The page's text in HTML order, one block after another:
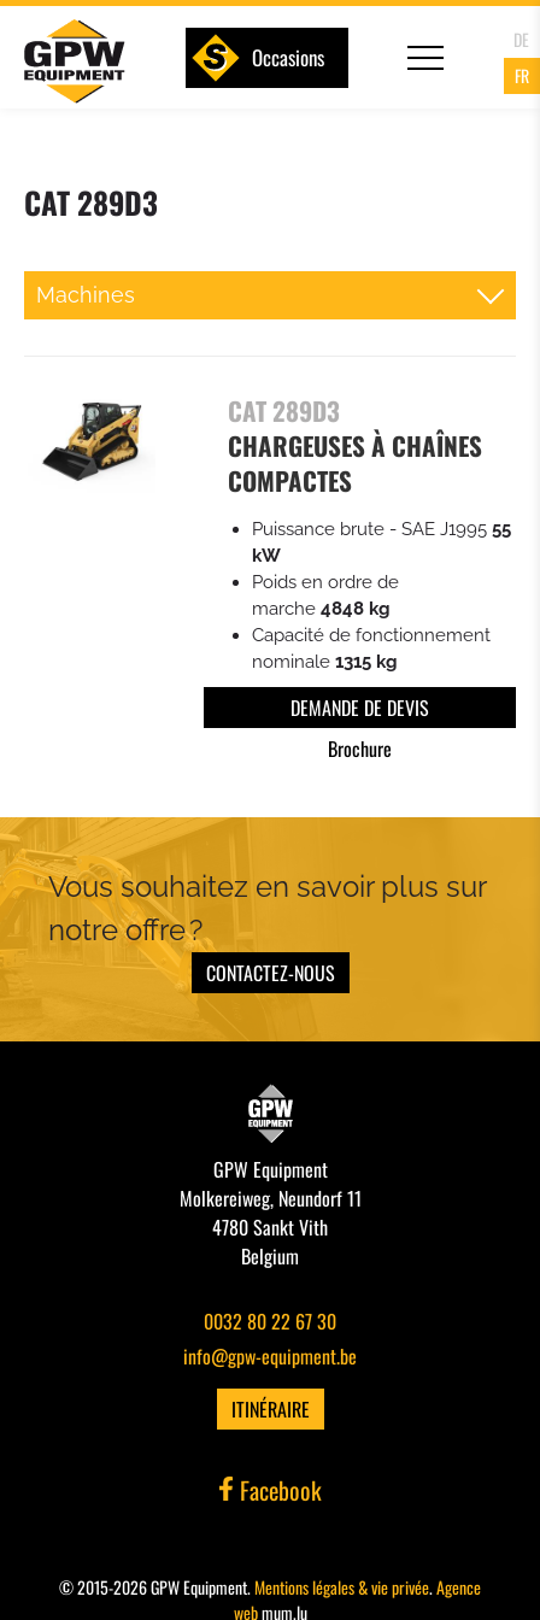
Occasions
DE
FR
CAT 289D3
Machines
CHARGEUSES SUR PNEUS COMPACTES
CHARGEUSES SUR PNEUS
CHARGEUSES À CHAÎNES COMPACTES
CAT 289D3
CHARGEUSES À CHAÎNES
COMPACTES
Puissance brute - SAE J199555
kW
Poids en ordre de
marche 4848 kg
Capacité de fonctionnement
nominale 1315 kg
DEMANDE DE DEVIS
Brochure
Vous souhaitez en savoir plus sur
notre offre ?
CONTACTEZ-NOUS
GPW Equipment
Molkereiweg, Neundorf 11
4780 Sankt Vith
Belgium
0032 80 22 67 30
info@gpw-equipment.be
ITINÉRAIRE
Facebook
© 2015-2026 GPW Equipment.Mentions légales & vie privée.Agence
webmum.lu